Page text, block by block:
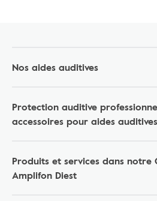
Nos aides auditives
Protection auditive
accessoires pour aides auditives
Produits et services dans
Amplifon Diest